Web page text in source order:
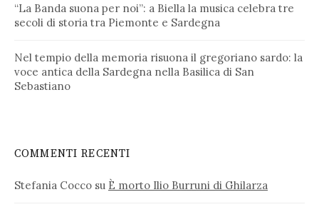
“La Banda suona per noi”: a Biella la musica celebra tre
secoli di storia tra Piemonte e Sardegna
Nel tempio della memoria risuona il gregoriano sardo: la
voce antica della Sardegna nella Basilica di San
Sebastiano
COMMENTI RECENTI
Stefania Cocco su È morto Ilio Burruni di Ghilarza